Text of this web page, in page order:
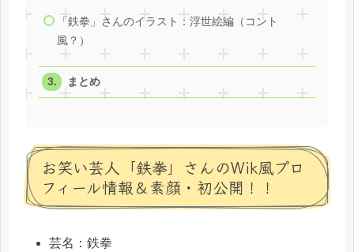
「鉄拳」さんのイラスト：浮世絵編（コント
風？）
まとめ
お笑い芸人「鉄拳」さんのWik風プロ
フィール情報＆素顔・初公開！！
芸名：鉄拳